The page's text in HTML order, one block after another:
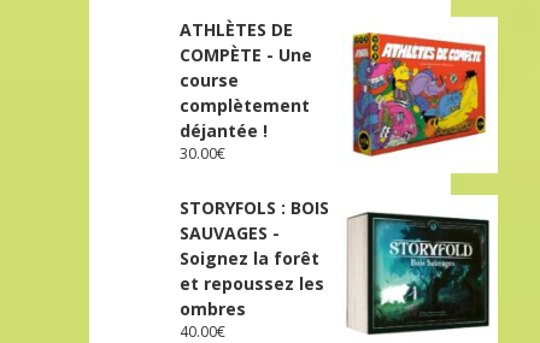
ATHLÈTES DE
COMPÈTE - Une
course
complètement
déjantée !
30.00€
STORYFOLS : BOIS
SAUVAGES -
Soignez la forêt
et repoussez les
ombres
40.00€